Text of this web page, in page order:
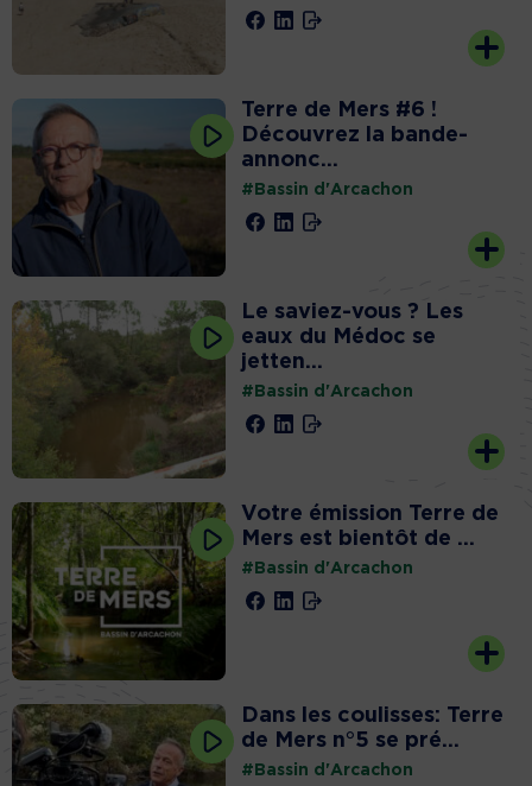
Terre de Mers #6 !
Découvrez la bande-
annonc...
#Bassin d'Arcachon
Le saviez-vous ? Les
eaux du Médoc se
jetten...
#Bassin d'Arcachon
Votre émission Terre de
Mers est bientôt de ...
#Bassin d'Arcachon
Dans les coulisses: Terre
de Mers n°5 se pré...
#Bassin d'Arcachon